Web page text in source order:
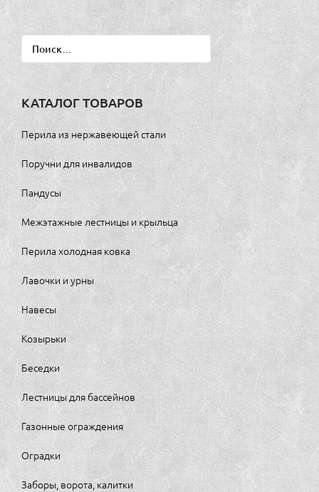
Найти:
КАТАЛОГ ТОВАРОВ
Перила из нержавеющей стали
Поручни для инвалидов
Пандусы
Межэтажные лестницы и крыльца
Перила холодная ковка
Лавочки и урны
Навесы
Козырьки
Беседки
Лестницы для бассейнов
Газонные ограждения
Оградки
Заборы, ворота, калитки